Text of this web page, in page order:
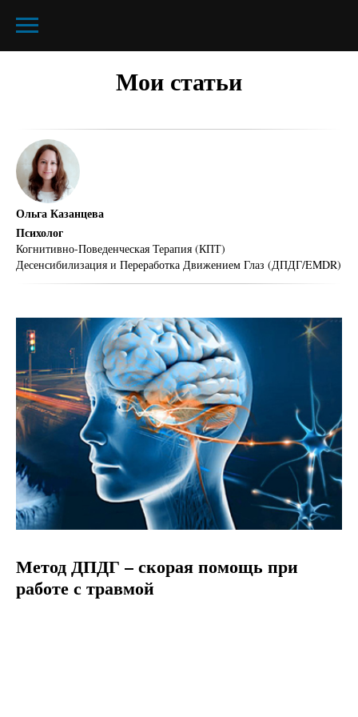
Мои статьи
Ольга Казанцева
Психолог
Когнитивно-Поведенческая Терапия (КПТ)
Десенсибилизация и Переработка Движением Глаз (ДПДГ/EMDR)
Метод ДПДГ – скорая помощь при
работе с травмой